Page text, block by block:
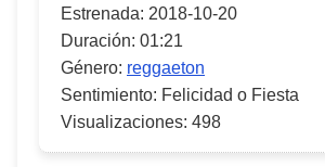
Estrenada: 2018-10-20
Duración: 01:21
Género: reggaeton
Sentimiento: Felicidad o Fiesta
Visualizaciones: 498